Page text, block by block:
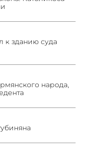
к зданию суда
народа,